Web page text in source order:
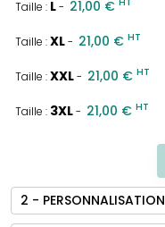
Taille : L- 21,00 €
Taille :XL- 21,00 € HT
Taille :XXL- 21,00 € HT
Taille : 3XL- 21,00 € HT
2 - PERSONNALISATION